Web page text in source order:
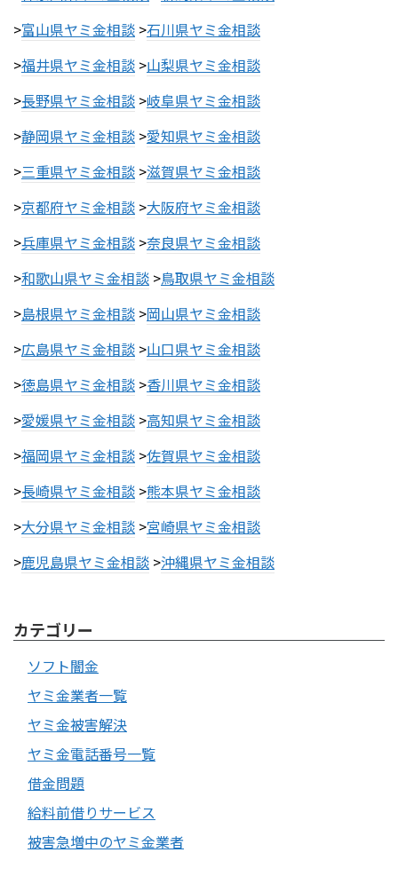
>富山県ヤミ金相談 >石川県ヤミ金相談
>福井県ヤミ金相談 >山梨県ヤミ金相談
>長野県ヤミ金相談 >岐阜県ヤミ金相談
>静岡県ヤミ金相談 >愛知県ヤミ金相談
>三重県ヤミ金相談 >滋賀県ヤミ金相談
>京都府ヤミ金相談 >大阪府ヤミ金相談
>兵庫県ヤミ金相談 >奈良県ヤミ金相談
>和歌山県ヤミ金相談 >鳥取県ヤミ金相談
>島根県ヤミ金相談 >岡山県ヤミ金相談
>広島県ヤミ金相談 >山口県ヤミ金相談
>徳島県ヤミ金相談 >香川県ヤミ金相談
>愛媛県ヤミ金相談 >高知県ヤミ金相談
>福岡県ヤミ金相談 >佐賀県ヤミ金相談
>長崎県ヤミ金相談 >熊本県ヤミ金相談
>大分県ヤミ金相談 >宮崎県ヤミ金相談
>鹿児島県ヤミ金相談 >沖縄県ヤミ金相談
カテゴリー
ソフト闇金
ヤミ金業者一覧
ヤミ金被害解決
ヤミ金電話番号一覧
借金問題
給料前借りサービス
被害急増中のヤミ金業者